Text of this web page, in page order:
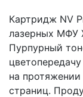
Картридж NV
лазерных МФУ
Пурпурный
на
страниц.